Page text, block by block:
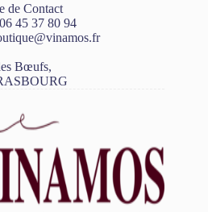
de Contact
06 45 37 80 94
Bœufs,